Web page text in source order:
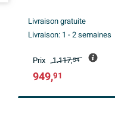
Livraison gratuite
Livraison: 1 - 2 semaines
Prix 1.117,54
949,91